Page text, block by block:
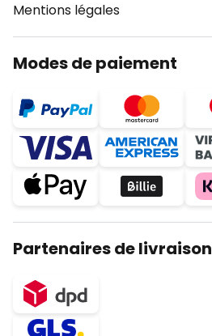
Mentions légales
Modes de paiement
Partenaires de livraison